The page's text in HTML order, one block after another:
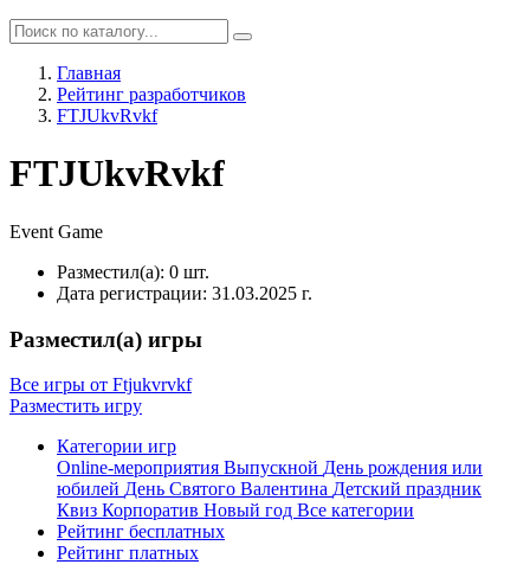
Главная
Рейтинг разработчиков
FTJUkvRvkf
FTJUkvRvkf
Event Game
Разместил(а): 0 шт.
Дата регистрации: 31.03.2025 г.
Разместил(а) игры
Все игры от Ftjukvrvkf
Разместить игру
Категории игр
Online-мероприятия Выпускной День рождения или
юбилей День Святого Валентина Детский праздник
Квиз Корпоратив Новый год Все категории
Рейтинг бесплатных
Рейтинг платных